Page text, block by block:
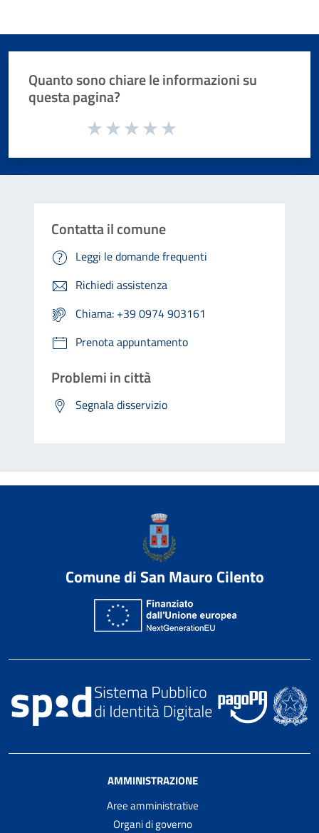
Quanto sono chiare le informazioni su
questa pagina?
Valuta da 1 a 5 stelle la pagina
Contatta il comune
Leggi le domande frequenti
Richiedi assistenza
Chiama: +39 0974 903161
Prenota appuntamento
Problemi in città
Segnala disservizio
Comune di San Mauro Cilento
AMMINISTRAZIONE
Aree amministrative
Organi di governo